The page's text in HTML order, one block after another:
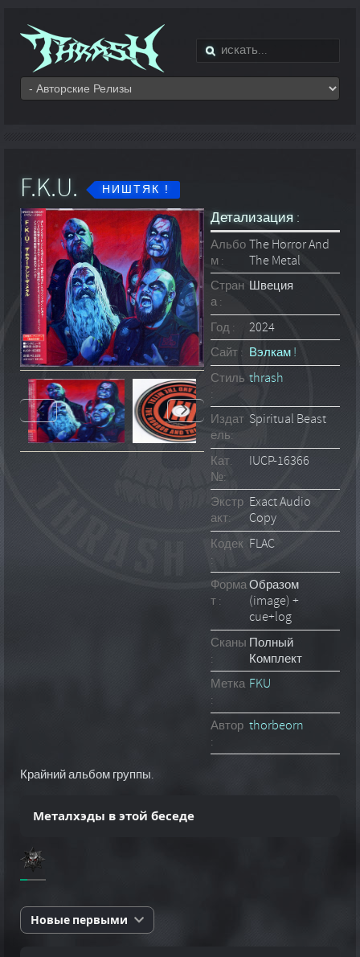
F.K.U. НИШТЯК !
Детализация :
Альбо
м :
The Horror And
The Metal
Стран
а :
Швеция
Год :
2024
Сайт : Вэлкам !
Стиль
:
thrash
Издат
ель:
Spiritual Beast
Кат.
№:
IUCP-16366
Экстр
акт:
Exact Audio
Copy
Кодек
:
FLAC
Форма
т :
Образом
(image) +
cue+log
Сканы
:
Полный
Комплект
Метка
:
FKU
Автор
:
thorbeorn
Крайний альбом группы.
Металхэды в этой беседе
Новые первыми